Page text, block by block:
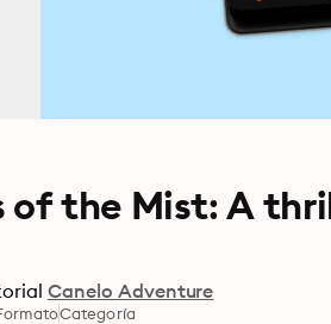
of the Mist: A
Canelo Adventure
Categoría